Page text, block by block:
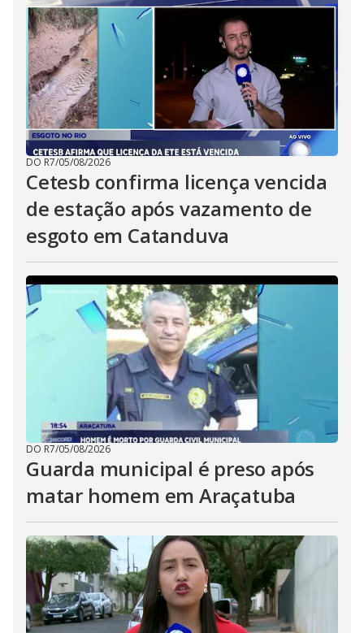
DO R7/05/08/2026
Cetesb confirma licença vencida
de estação após vazamento de
esgoto em Catanduva
DO R7/05/08/2026
Guarda municipal é preso após
matar homem em Araçatuba